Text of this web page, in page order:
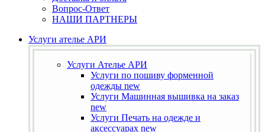
Вопрос-Ответ
НАШИ ПАРТНЕРЫ
Услуги ателье АРИ
Услуги Ателье АРИ
Услуги по пошиву форменной
одежды new
Услуги Машинная вышивка на заказ
new
Услуги Печать на одежде и
аксессуарах new